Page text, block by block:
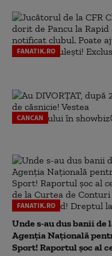
FANATIK.RO
CANCAN
FANATIK.RO
Unde s-au dus banii de
Agenția Națională
Sport! Raportul șoc al